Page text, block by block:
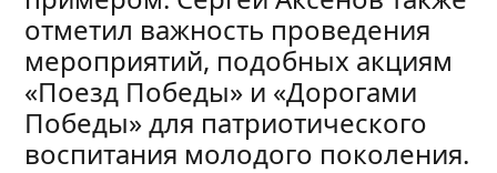
отметил важность проведения
мероприятий, подобных акциям
«Поезд Победы» и «Дорогами
Победы» для патриотического
воспитания молодого поколения.